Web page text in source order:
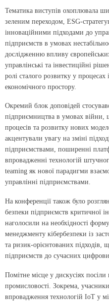
Тематика виступів охоплювала
зеленим переходом, ESG-
інноваційними підходами до
підприємств в умовах
дослідженню впливу
управлінські та інвестиційні
ролі сталого розвитку у процесах
економічного простору.
Окремий блок доповідей
підприємництва в умовах війни,
процесів та розвитку нових
акцентували увагу на зміні
підприємствами, поширенні
впровадженні технологій
teaming як нової парадигми
управлінні підприємствами.
На конференції також було
безпеки підприємств критичної
наголосили на необхідності
менеджменту кібербезпеки із
та ризик-орієнтованих підходів,
підприємств до сучасних
Помітне місце у дискусіях посіли
промисловості. Зокрема,
впровадження технологій IoT у